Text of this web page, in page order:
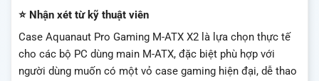
⭐ Nhận xét từ kỹ thuật viên
Case Aquanaut Pro Gaming M-ATX X2 là lựa chọn thực tế
cho các bộ PC dùng main M-ATX, đặc biệt phù hợp với
người dùng muốn có một vỏ case gaming hiện đại, dễ thao